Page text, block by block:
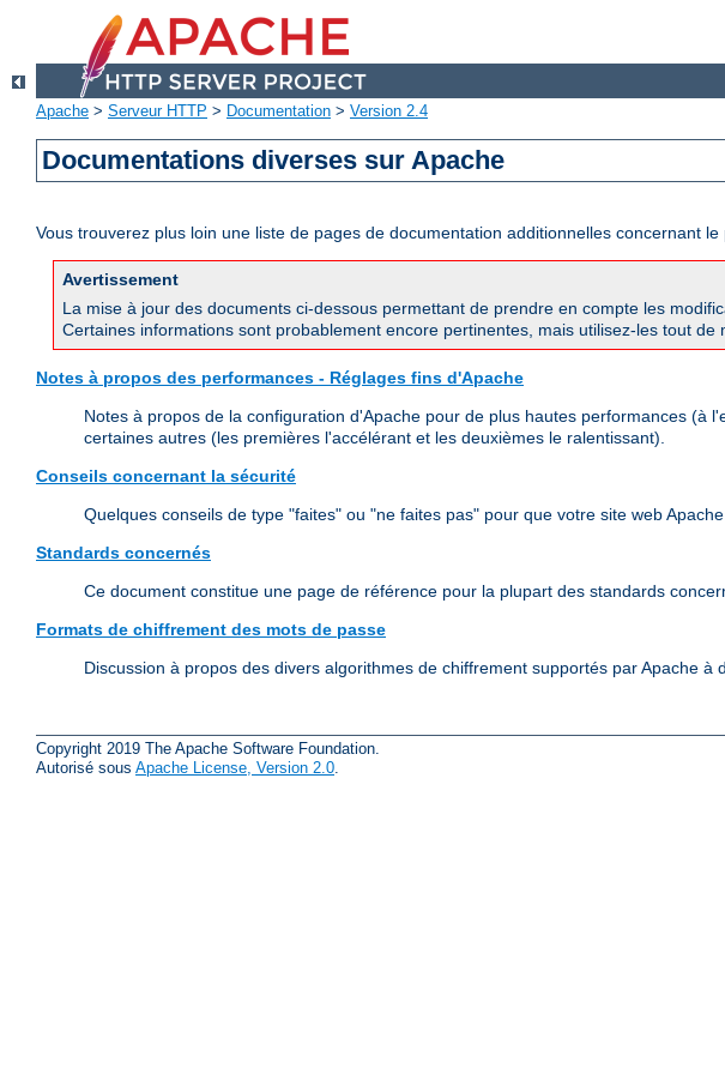
Apache > Serveur HTTP > Documentation > Version 2.4
Documentations diverses sur Apache
Vous trouverez plus loin une liste de pages de documentation additionnelles concernant
Avertissement
La mise à jour des documents ci-dessous permettant de prendre en compte les
Certaines informations sont probablement encore pertinentes, mais utilisez-les tout de
Notes à propos des performances - Réglages fins d'Apache
Notes à propos de la configuration d'Apache pour de plus hautes performances (à
certaines autres (les premières l'accélérant et les deuxièmes le ralentissant).
Conseils concernant la sécurité
Quelques conseils de type "faites" ou "ne faites pas" pour que votre site web
Standards concernés
Ce document constitue une page de référence pour la plupart des standards
Formats de chiffrement des mots de passe
Discussion à propos des divers algorithmes de chiffrement supportés par Apache à
Copyright 2019 The Apache Software Foundation.
Autorisé sous Apache License, Version 2.0